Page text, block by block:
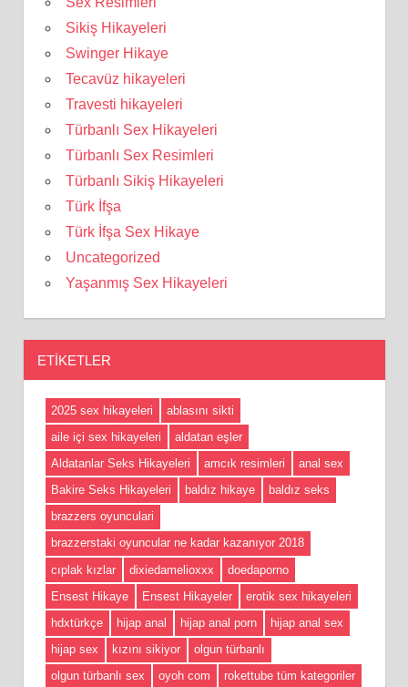
Sikiş Hikayeleri
Swinger Hikaye
Tecavüz hikayeleri
Travesti hikayeleri
Türbanlı Sex Hikayeleri
Türbanlı Sex Resimleri
Türbanlı Sikiş Hikayeleri
Türk İfşa
Türk İfşa Sex Hikaye
Uncategorized
Yaşanmış Sex Hikayeleri
ETIKETLER
2025 sex hikayeleri
ablasını sikti
aile içi sex hikayeleri
aldatan eşler
Aldatanlar Seks Hikayeleri
amcık resimleri
anal sex
Bakire Seks Hikayeleri
baldız hikaye
baldız seks
brazzers oyunculari
brazzerstaki oyuncular ne kadar kazanıyor 2018
cıplak kızlar
dixiedamelioxxx
doedaporno
Ensest Hikaye
Ensest Hikayeler
erotik sex hikayeleri
hdxtürkçe
hijap anal hijap anal porn
hijap anal sex
hijap sex
kızını sikiyor
olgun türbanlı
olgun türbanlı sex
oyoh com rokettube tüm kategoriler